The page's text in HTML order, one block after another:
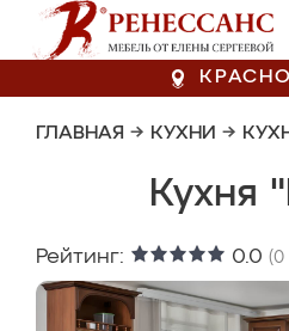
ГЛАВНАЯ → КУХНИ →
Кухня
Рейтинг: 0.0 (0